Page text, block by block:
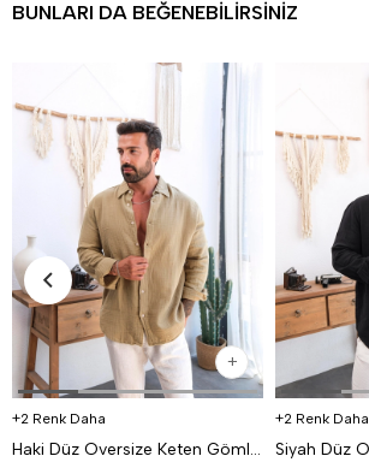
BUNLARI DA BEĞENEBILIRSINIZ
2 Renk Daha
Haki Düz Oversize Keten Gömlek VS4050
2 Renk Daha